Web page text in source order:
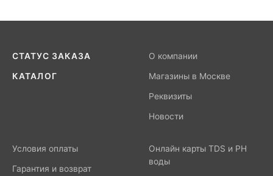
СТАТУС ЗАКАЗА
КАТАЛОГ
О компании
Магазины в Москве
Реквизиты
Новости
Условия оплаты
Гарантия и возврат
Онлайн карты TDS и PH
воды